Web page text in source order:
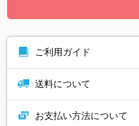
ご利用ガイド
送料について
お支払い方法について